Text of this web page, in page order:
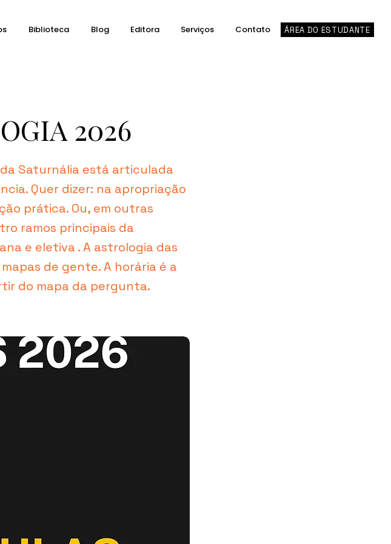
Biblioteca Blog Editora Serviços Contato ÁREA DO ESTUDANTE
2026
Saturnália está articulada
Quer dizer: na apropriação
prática. Ou, em outras
ramos principais da
e eletiva . A astrologia das
de gente. A horária é a
do mapa da pergunta.